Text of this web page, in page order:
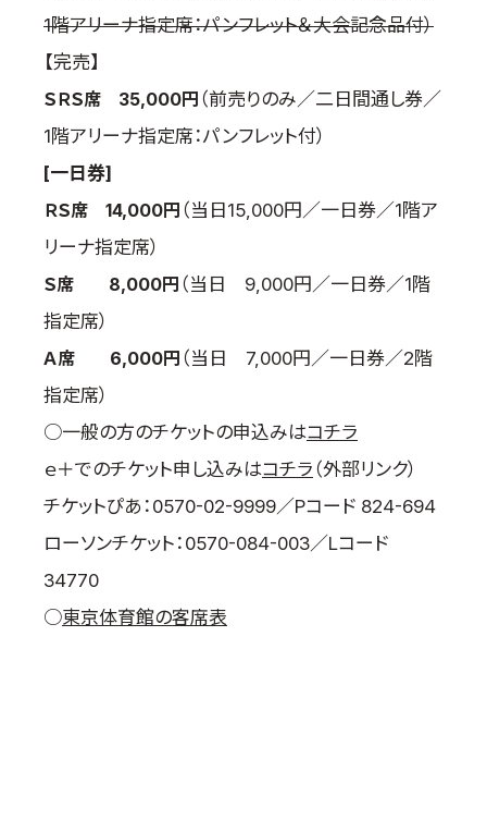
Language
日本語
English
1階アリーナ指定席：パンフレット＆大会記念品付）
【完売】
ＳＲＳ席 35,000円 （前売りのみ／二日間通し券／
1階アリーナ指定席：パンフレット付）
[一日券]
ＲＳ席 14,000円 （当日15,000円／一日券／1階ア
リーナ指定席）
Ｓ席 8,000円 （当日 9,000円／一日券／1階
指定席）
Ａ席 6,000円 （当日 7,000円／一日券／2階
指定席）
○一般の方のチケットの申込みはコチラ
ｅ＋でのチケット申し込みはコチラ （外部リンク）
チケットぴあ：0570-02-9999／Pコード 824-694
ローソンチケット：0570-084-003／Lコード
34770
○東京体育館の客席表